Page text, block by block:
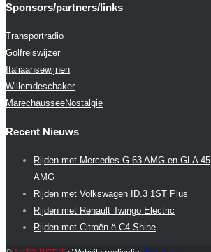
Sponsors/partners/links
Transportradio
Golfreiswijzer
Italiaansewijnen
Willemdeschaker
MarechausseeNostalgie
Recent Nieuws
Rijden met Mercedes G 63 AMG en GLA 45
AMG
Rijden met Volkswagen ID.3 1ST Plus
Rijden met Renault Twingo Electric
Rijden met Citroën ë-C4 Shine